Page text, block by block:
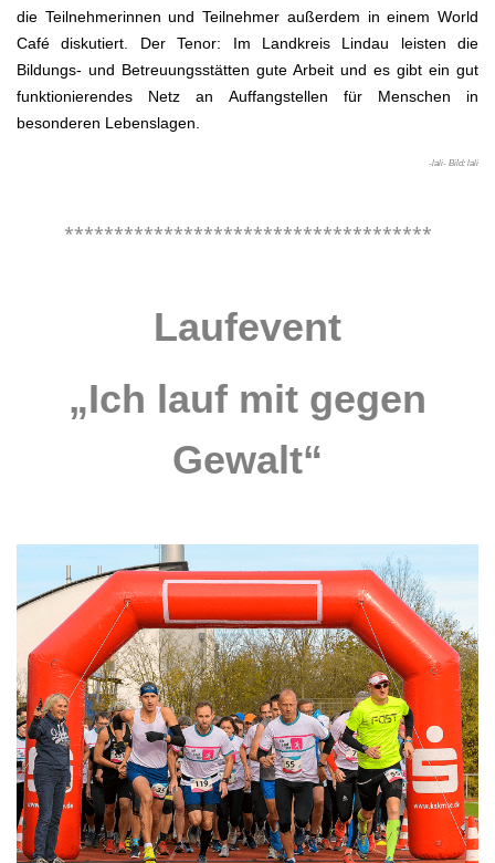
die Teilnehmerinnen und Teilnehmer außerdem in einem World
Café diskutiert. Der Tenor: Im Landkreis Lindau leisten die
Bildungs- und Betreuungsstätten gute Arbeit und es gibt ein gut
funktionierendes Netz an Auffangstellen für Menschen in
besonderen Lebenslagen.
-lali- Bild: lali
*************************************
Laufevent
„Ich lauf mit gegen
Gewalt“